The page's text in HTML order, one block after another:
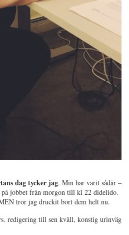
dag tycker jag. Min har varit sådär –
jobbet från morgon till kl 22 didelido.
tror jag druckit bort dem helt nu.
redigering till sen kväll, konstig urinväg